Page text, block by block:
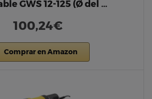
GWS 12-125 (Ø del …
100,24€
Comprar en Amazon